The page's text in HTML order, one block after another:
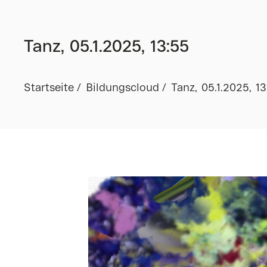
Tanz, 05.1.2025, 13:55
Startseite Bildungscloud Tanz, 05.1.2025,